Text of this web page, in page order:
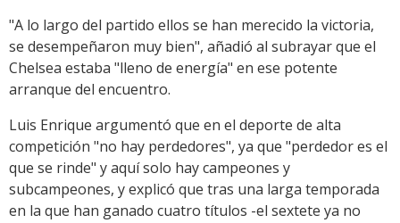
"A lo largo del partido ellos se han merecido la victoria,
se desempeñaron muy bien", añadió al subrayar que el
Chelsea estaba "lleno de energía" en ese potente
arranque del encuentro.
Luis Enrique argumentó que en el deporte de alta
competición "no hay perdedores", ya que "perdedor es el
que se rinde" y aquí solo hay campeones y
subcampeones, y explicó que tras una larga temporada
en la que han ganado cuatro títulos -el sextete ya no